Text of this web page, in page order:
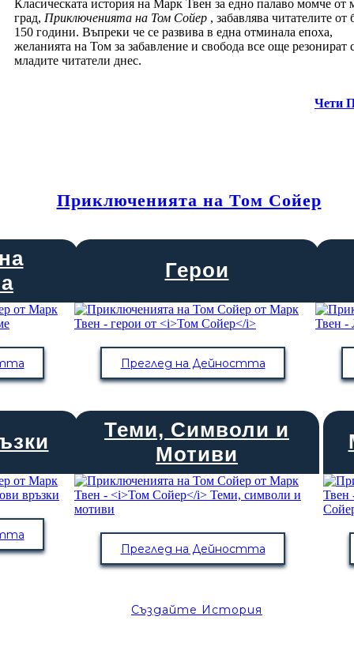
Класическата история на Марк Твен за едно палаво момче от
град, Приключенията на Том Сойер , забавлява читателите от
150 години. Въпреки че се развива в една отминала епоха,
желанията на Том за забавление и свобода все още резонират
младите читатели днес.
Чети
Приключенията на Том Сойер
Герои
Преглед на Дейността
Теми, Символи и
Мотиви
Преглед на Дейността
Създайте История